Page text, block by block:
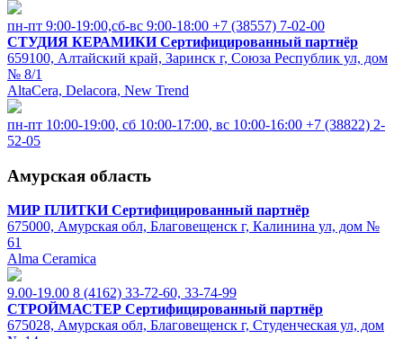
пн-пт 9:00-19:00,сб-вс 9:00-18:00 +7 (38557) 7-02-00
СТУДИЯ КЕРАМИКИ Сертифицированный партнёр
659100, Алтайский край, Заринск г, Союза Республик ул, дом
№ 8/1
AltaCera, Delacora, New Trend
пн-пт 10:00-19:00, cб 10:00-17:00, вс 10:00-16:00 +7 (38822) 2-
52-05
Амурская область
МИР ПЛИТКИ Сертифицированный партнёр
675000, Амурская обл, Благовещенск г, Калинина ул, дом №
61
Alma Ceramica
9.00-19.00 8 (4162) 33-72-60, 33-74-99
СТРОЙМАСТЕР Сертифицированный партнёр
675028, Амурская обл, Благовещенск г, Студенческая ул, дом